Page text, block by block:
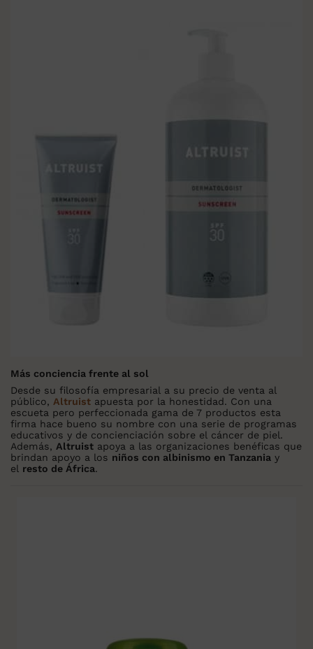
Más conciencia frente al sol
Desde su filosofía empresarial a su precio de venta al
público, Altruist apuesta por la honestidad. Con una
escueta pero perfeccionada gama de 7 productos esta
firma hace bueno su nombre con una serie de programas
educativos y de concienciación sobre el cáncer de piel.
Además, Altruist apoya a las organizaciones benéficas que
brindan apoyo a los niños con albinismo en Tanzania y
el resto de África.